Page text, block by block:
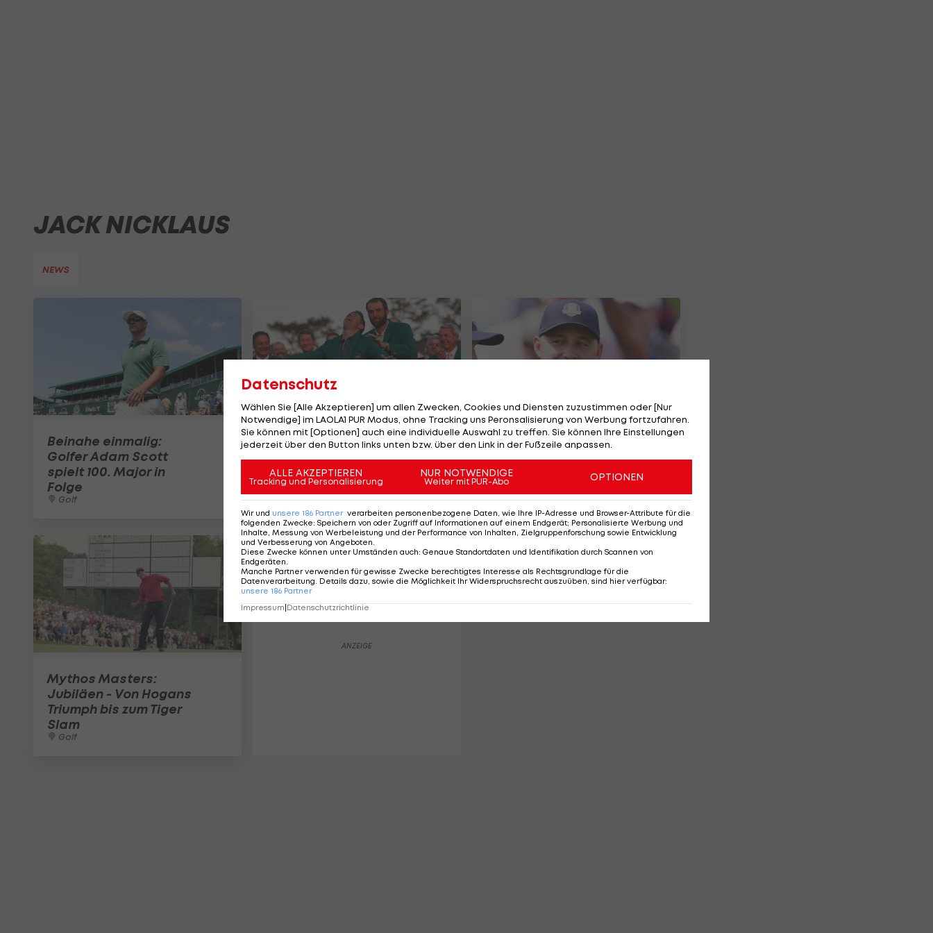
JACK NICKLAUS
NEWS
Beinahe einmalig:
Golfer Adam Scott
spielt 100. Major in
Folge
Golf
Titel verteidigt: McIlroy
erneut Masters-
Champion - Straka 41.
Golf
Straka nimmt zum
fünften Mal Anlauf auf
Masters in Augusta
Golf 2
Mythos Masters:
Jubiläen - Von Hogans
Triumph bis zum Tiger
Slam
Golf
Datenschutz
Wählen Sie [Alle Akzeptieren] um allen Zwecken, Cookies und Diensten zuzustimmen oder [Nur
Notwendige] im LAOLA1 PUR Modus, ohne Tracking uns Peronsalisierung von Werbung fortzufahren.
Sie können mit [Optionen] auch eine individuelle Auswahl zu treffen. Sie können Ihre Einstellungen
jederzeit über den Button links unten bzw. über den Link in der Fußzeile anpassen.
ALLE AKZEPTIEREN
Tracking und Personalisierung
NUR NOTWENDIGE
Weiter mit PUR-Abo OPTIONEN
Wir und unsere 186 Partner verarbeiten personenbezogene Daten, wie Ihre IP-Adresse und Browser-Attribute für die
folgenden Zwecke: Speichern von oder Zugriff auf Informationen auf einem Endgerät; Personalisierte Werbung und
Inhalte, Messung von Werbeleistung und der Performance von Inhalten, Zielgruppenforschung sowie Entwicklung
und Verbesserung von Angeboten
Diese Zwecke können unter Umständen auch: Genaue Standortdaten und Identifikation durch Scannen von
Endgeräten
Manche Partner verwenden für gewisse Zwecke berechtigtes Interesse als Rechtsgrundlage für die
Datenverarbeitung. Details dazu, sowie die Möglichkeit Ihr Widerspruchsrecht auszuüben, sind hier verfügbar:
unsere 186 Partner
Impressum|Datenschutzrichtlinie